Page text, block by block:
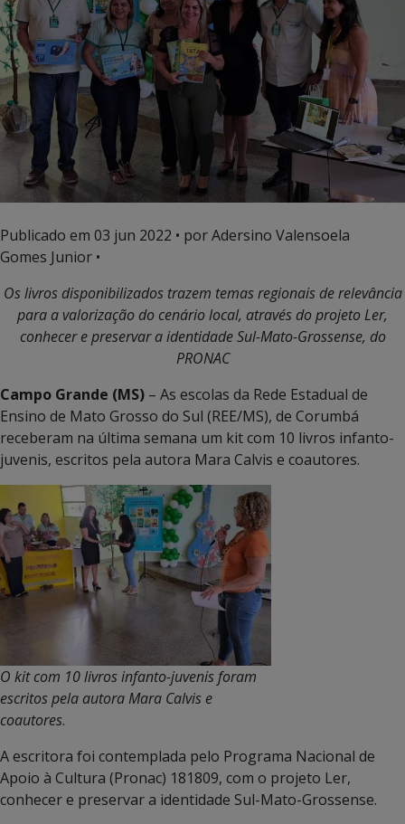
Publicado em 03 jun 2022 • por Adersino Valensoela
Gomes Junior •
Os livros disponibilizados trazem temas regionais de relevância
para a valorização do cenário local, através do projeto Ler,
conhecer e preservar a identidade Sul-Mato-Grossense, do
PRONAC
Campo Grande (MS) – As escolas da Rede Estadual de
Ensino de Mato Grosso do Sul (REE/MS), de Corumbá
receberam na última semana um kit com 10 livros infanto-
juvenis, escritos pela autora Mara Calvis e coautores.
O kit com 10 livros infanto-juvenis foram
escritos pela autora Mara Calvis e
coautores.
A escritora foi contemplada pelo Programa Nacional de
Apoio à Cultura (Pronac) 181809, com o projeto Ler,
conhecer e preservar a identidade Sul-Mato-Grossense.